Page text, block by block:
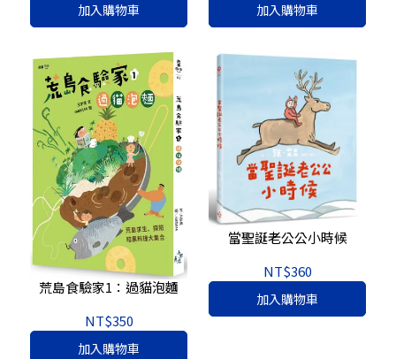
加入購物車 加入購物車
荒島食驗家1：過貓泡麵
NT$350
加入購物車
當聖誕老公公小時候
NT$360
加入購物車